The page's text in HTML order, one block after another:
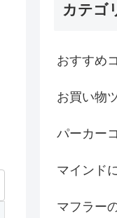
カテゴ
おすすめ
お買い物
パーカー
マインド
マフラー